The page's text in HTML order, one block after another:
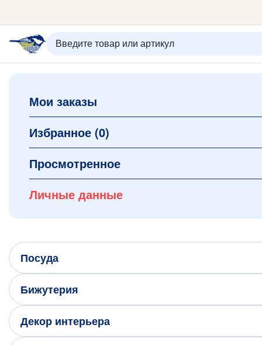
ИЗБРАННОЕ ВХОД/РЕГИСТРАЦИЯ КОРЗИНА
Каталог
Орнаменты
О керамике
Оплата и доставка
Контакты
Подарочные карты
Новинки
+7 (495) 680-92-00
+7 (925) 294-91-85
,
в MAX
Мои заказы
Избранное (0)
Просмотренное
Личные данные
Посуда
Бижутерия
Декор интерьера